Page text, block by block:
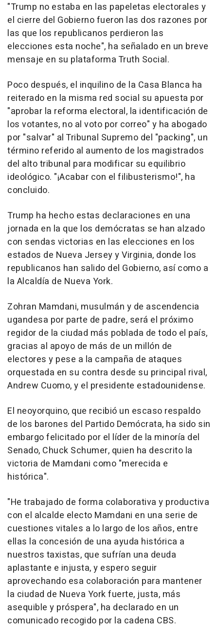
"Trump no estaba en las papeletas electorales y
el cierre del Gobierno fueron las dos razones por
las que los republicanos perdieron las
elecciones esta noche", ha señalado en un breve
mensaje en su plataforma Truth Social.
Poco después, el inquilino de la Casa Blanca ha
reiterado en la misma red social su apuesta por
"aprobar la reforma electoral, la identificación de
los votantes, no al voto por correo" y ha abogado
por "salvar" al Tribunal Supremo del "packing", un
término referido al aumento de los magistrados
del alto tribunal para modificar su equilibrio
ideológico. "¡Acabar con el filibusterismo!", ha
concluido.
Trump ha hecho estas declaraciones en una
jornada en la que los demócratas se han alzado
con sendas victorias en las elecciones en los
estados de Nueva Jersey y Virginia, donde los
republicanos han salido del Gobierno, así como a
la Alcaldía de Nueva York.
Zohran Mamdani, musulmán y de ascendencia
ugandesa por parte de padre, será el próximo
regidor de la ciudad más poblada de todo el país,
gracias al apoyo de más de un millón de
electores y pese a la campaña de ataques
orquestada en su contra desde su principal rival,
Andrew Cuomo, y el presidente estadounidense.
El neoyorquino, que recibió un escaso respaldo
de los barones del Partido Demócrata, ha sido sin
embargo felicitado por el líder de la minoría del
Senado, Chuck Schumer, quien ha descrito la
victoria de Mamdani como "merecida e
histórica".
"He trabajado de forma colaborativa y productiva
con el alcalde electo Mamdani en una serie de
cuestiones vitales a lo largo de los años, entre
ellas la concesión de una ayuda histórica a
nuestros taxistas, que sufrían una deuda
aplastante e injusta, y espero seguir
aprovechando esa colaboración para mantener
la ciudad de Nueva York fuerte, justa, más
asequible y próspera", ha declarado en un
comunicado recogido por la cadena CBS.